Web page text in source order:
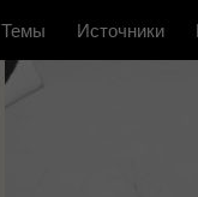
Темы Источники